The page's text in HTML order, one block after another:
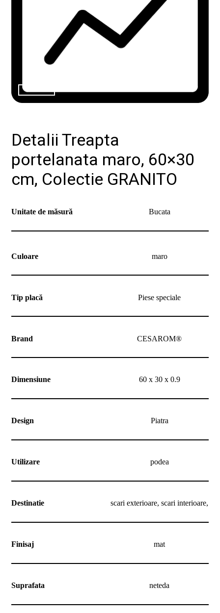
De
unde
cumpăr
Tutoriale
Soluții
ceramice
Despre
Contact
Detalii Treapta
portelanata maro, 60×30
cm, Colectie GRANITO
Unitate de măsură Bucata
Culoare maro
Tip placă Piese speciale
Brand CESAROM®
Dimensiune 60 x 30 x 0.9
Design Piatra
Utilizare podea
Destinatie scari exterioare, scari interioare,
Finisaj mat
Suprafata neteda